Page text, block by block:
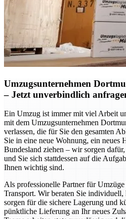
Umzugsunternehmen
– Jetzt unverbindlich
Ein Umzug ist immer mit viel Arbeit
mit dem Umzugsunternehmen
verlassen, die für Sie den gesamten
Sie in eine neue Wohnung, ein neues
Bundesland ziehen – wir sorgen
und Sie sich stattdessen auf die
Ihnen wichtig sind.
Als professionelle Partner für
Transport. Wir beraten Sie individuell,
sorgen für die sichere Lagerung und
pünktliche Lieferung an Ihr neues